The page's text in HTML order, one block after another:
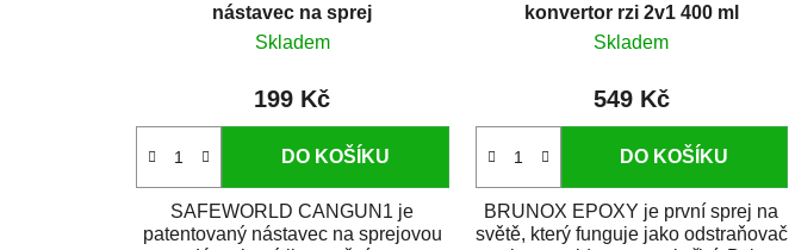
nástavec na sprej
Skladem
199 Kč
DO KOŠÍKU
SAFEWORLD CANGUN1 je
patentovaný nástavec na sprejovou
konvertor rzi 2v1 400 ml
Skladem
549 Kč
DO KOŠÍKU
BRUNOX EPOXY je první sprej na
světě, který funguje jako odstraňovač